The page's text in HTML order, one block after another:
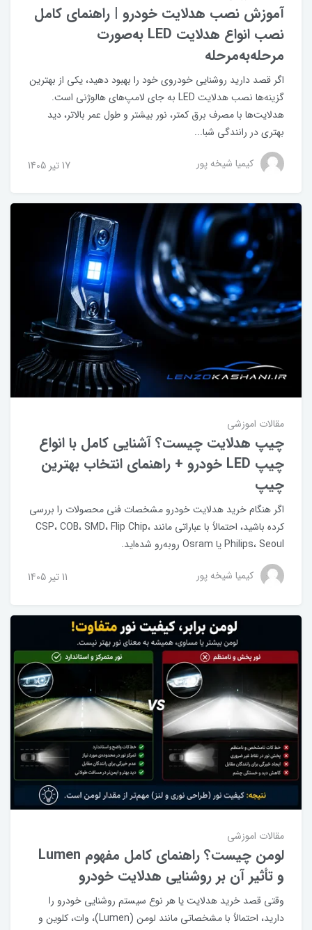
آموزش نصب هدلایت خودرو | راهنمای کامل
نصب انواع هدلایت LED به‌صورت
مرحله‌به‌مرحله
اگر قصد دارید روشنایی خودروی خود را بهبود دهید، یکی از بهترین
گزینه‌ها نصب هدلایت LED به جای لامپ‌های هالوژنی است.
هدلایت‌ها با مصرف برق کمتر، نور بیشتر و طول عمر بالاتر، دید
بهتری در رانندگی شبا...
کیمیا شیخه پور 17 تير 1405
مقالات اموزشی
چیپ هدلایت چیست؟ آشنایی کامل با انواع
چیپ LED خودرو + راهنمای انتخاب بهترین
چیپ
اگر هنگام خرید هدلایت خودرو مشخصات فنی محصولات را بررسی
کرده باشید، احتمالاً با عباراتی مانند CSP، COB، SMD، Flip Chip،
Philips، Seoul یا Osram روبه‌رو شده‌اید.
کیمیا شیخه پور 11 تير 1405
مقالات اموزشی
لومن چیست؟ راهنمای کامل مفهوم Lumen
و تأثیر آن بر روشنایی هدلایت خودرو
وقتی قصد خرید هدلایت یا هر نوع سیستم روشنایی خودرو را
دارید، احتمالاً با مشخصاتی مانند لومن (Lumen)، وات، کلوین و